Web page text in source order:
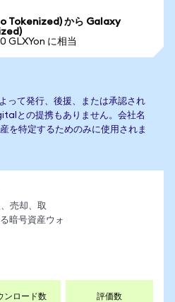
Tokenized) から Galaxy
GLXYon に相当
って発行、後援、または承認され
との提携もありません。会社名
を特定するためのみに使用されま
売却、取
暗号資産ウォ
ンロード数 評価数